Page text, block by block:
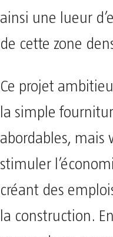
ainsi une lueur
de cette zone
Ce projet
la simple
abordables, mais
stimuler
créant des
la construction.